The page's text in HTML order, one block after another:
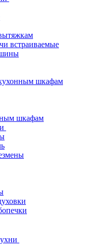
встраиваемые
шкафам
шкафам